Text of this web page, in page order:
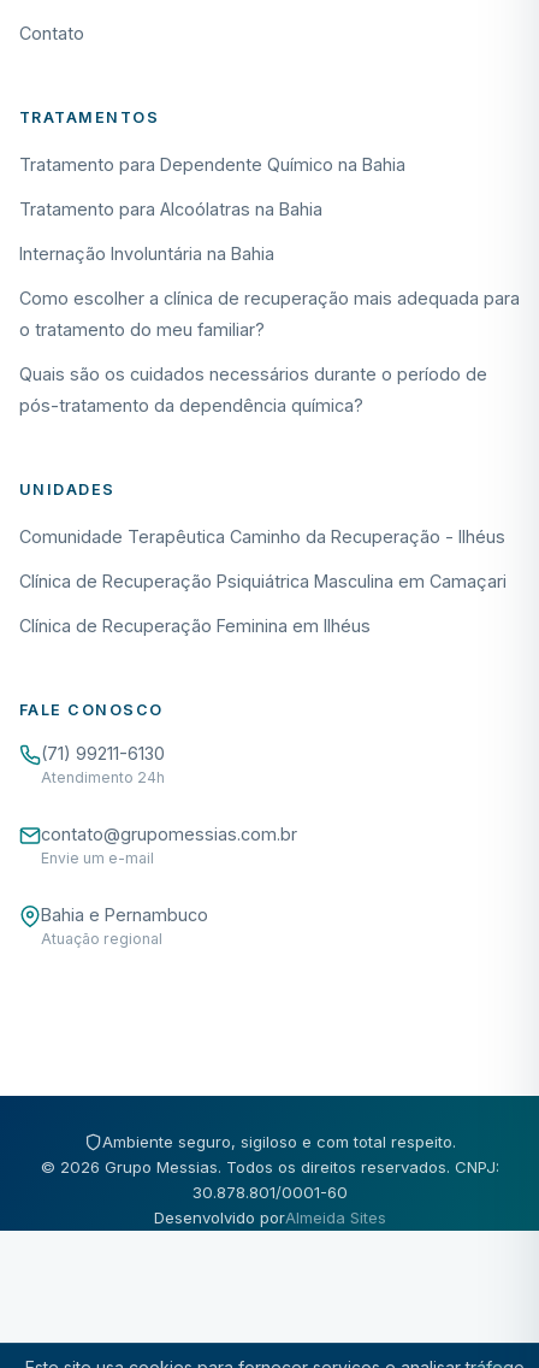
Contato
TRATAMENTOS
Tratamento para Dependente Químico na Bahia
Tratamento para Alcoólatras na Bahia
Internação Involuntária na Bahia
Como escolher a clínica de recuperação mais adequada para
o tratamento do meu familiar?
Quais são os cuidados necessários durante o período de
pós-tratamento da dependência química?
UNIDADES
Comunidade Terapêutica Caminho da Recuperação - Ilhéus
Clínica de Recuperação Psiquiátrica Masculina em Camaçari
Clínica de Recuperação Feminina em Ilhéus
FALE CONOSCO
(71) 99211-6130
Atendimento 24h
contato@grupomessias.com.br
Envie um e-mail
Bahia e Pernambuco
Atuação regional
Ambiente seguro, sigiloso e com total respeito.
© 2026 Grupo Messias. Todos os direitos reservados. CNPJ:
30.878.801/0001-60
Desenvolvido porAlmeida Sites